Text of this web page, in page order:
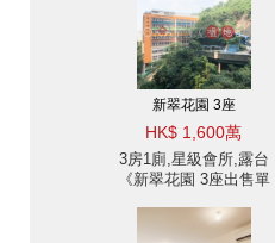
新翠花園 3座
HK$ 1,600萬
3房1廁,星級會所,露台
《新翠花園 3座出售單